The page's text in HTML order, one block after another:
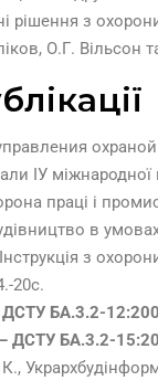
рішення з
О.Г. Вільсон
ІУ
праці і
в
Інструкція з
20с.
БА.3.2-
ДСТУ БА.3.2-
К.,